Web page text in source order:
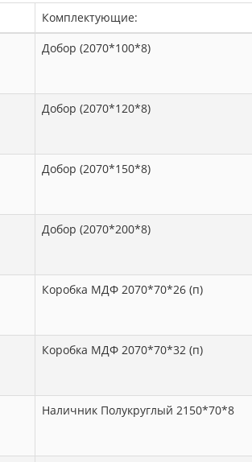
Комплектующие:
Добор (2070*100*8)
Добор (2070*120*8)
Добор (2070*150*8)
Добор (2070*200*8)
Коробка МДФ 2070*70*26 (п)
Коробка МДФ 2070*70*32 (п)
Наличник Полукруглый 2150*70*8